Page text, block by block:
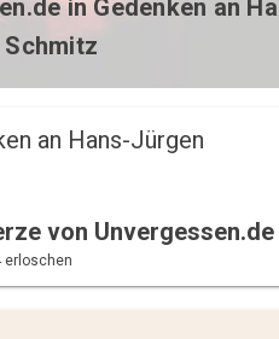
in Gedenken an
an Hans-Jürgen
von Unvergessen.de
erloschen